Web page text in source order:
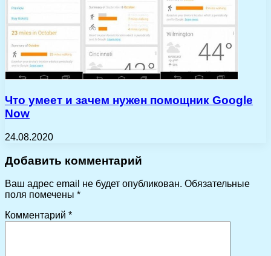
Что умеет и зачем нужен помощник Google
Now
24.08.2020
Добавить комментарий
Ваш адрес email не будет опубликован. Обязательные
поля помечены *
Комментарий *